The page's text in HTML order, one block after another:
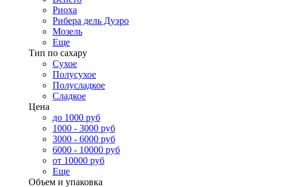
Риоха
Рибера дель Дуэро
Мозель
Еще
Тип по сахару
Сухое
Полусухое
Полусладкое
Сладкое
Цена
до 1000 руб
1000 - 3000 руб
3000 - 6000 руб
6000 - 10000 руб
от 10000 руб
Еще
Объем и упаковка